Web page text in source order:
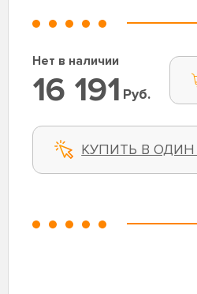
Нет в наличии
16 191 Руб.
КУПИТЬ В